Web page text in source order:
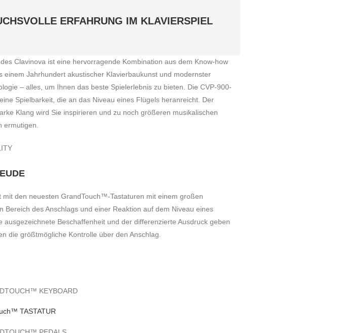
ERFAHRUNG IM KLAVIERSPIEL
Clavinova ist eine hervorragende Kombination aus dem Know-how
einem Jahrhundert akustischer Klavierbaukunst und modernster
– alles, um Ihnen das beste Spielerlebnis zu bieten. Die CVP-900-
Spielbarkeit, die an das Niveau eines Flügels heranreicht. Der
Klang wird Sie inspirieren und zu noch größeren musikalischen
ermutigen.
mit den neuesten GrandTouch™-Tastaturen mit einem großen
Bereich des Anschlags und einer Reaktion auf dem Niveau eines
ausgezeichnete Beschaffenheit und der differenzierte Ausdruck geben
die größtmögliche Kontrolle über den Anschlag.
TASTATUR